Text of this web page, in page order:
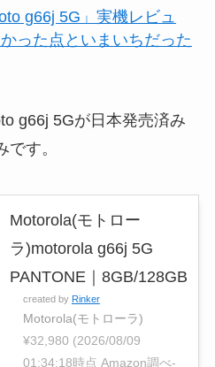
g66j 5G」実機レビュ
った点といまいちだった
g66j 5Gが日本発売済み
す。
Motorola(モトロー
ラ)motorola g66j 5G
PANTONE｜8GB/128GB
created by Rinker
Motorola(モトローラ)
¥32,980 (2026/08/09
01:34:18時点 Amazon調べ-